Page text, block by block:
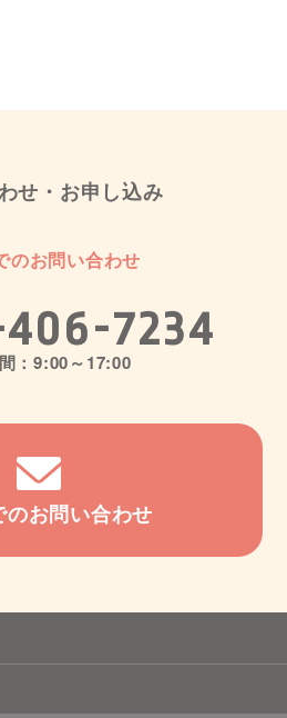
せ・お申し込み
のお問い合わせ
7234
：9:00～17:00
のお問い合わせ